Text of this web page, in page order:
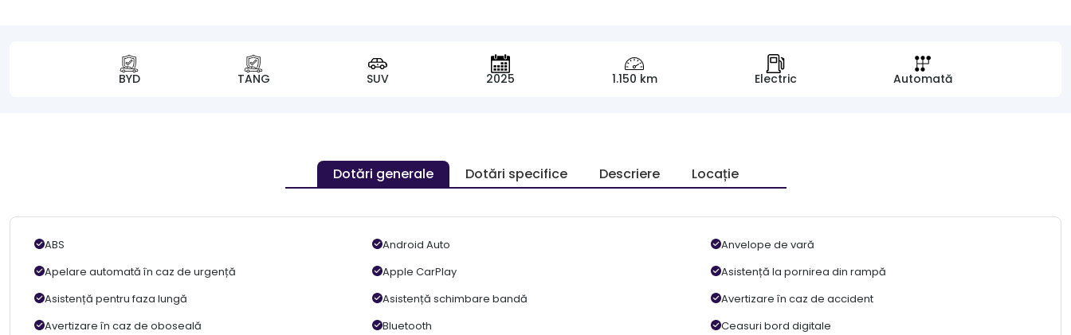
BYD TANG SUV 2025 1.150 km Electric Automată
Dotări generale Dotări specifice Descriere Locație
ABS Android Auto
Anvelope de vară
Apelare automată în caz de urgență
Apple CarPlay
Asistență la pornirea din rampă
Asistență pentru faza lungă
Asistență schimbare bandă
Avertizare în caz de accident
Avertizare în caz de oboseală
Bluetooth
Ceasuri bord digitale